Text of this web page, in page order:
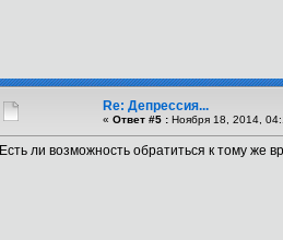
Re: Депрессия...
« Ответ #5 : Ноября 18, 2014,
Есть ли возможность обратиться к тому же